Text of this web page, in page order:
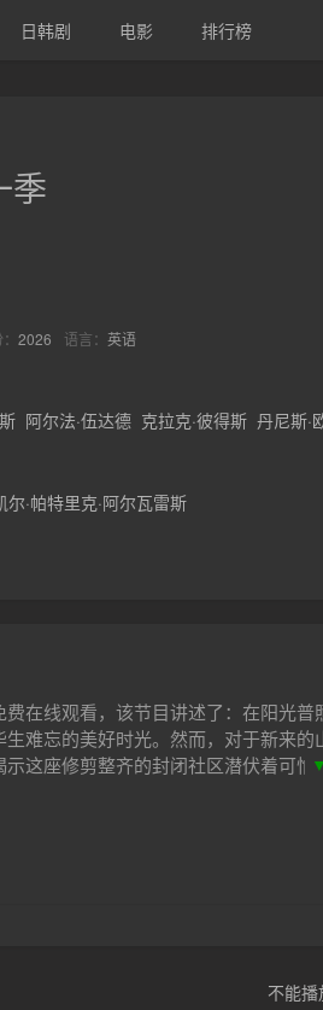
日韩剧 电影 排行榜
季
2026 语言： 英语
阿尔法·伍达德 克拉克·彼得斯 丹尼斯·
尔·帕特里克·阿尔瓦雷斯
在线观看，该节目讲述了：在阳光普
难忘的美好时光。然而，对于新来的
这座修剪整齐的封闭社区潜伏着可怕
以及一位走投无路的天才医生。这些
则就为时已晚。
不能